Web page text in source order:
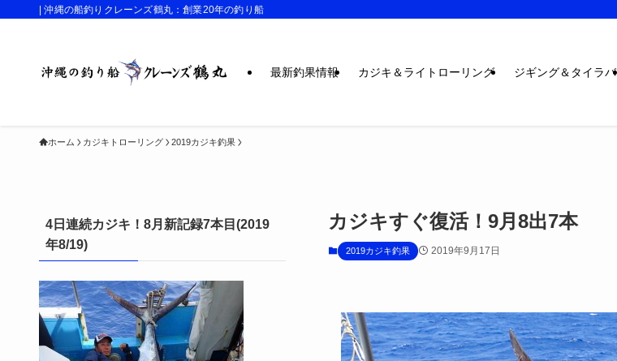
| 沖縄の船釣りクレーンズ鶴丸：創業20年の釣り船
最新釣果情報 カジキ＆ライトローリング ジギング＆タイラバ
ホーム カジキトローリング 2019カジキ釣果
カジキすぐ復活！9月8出7本
2019カジキ釣果 2019年9月17日
4日連続カジキ！8月新記録7本目(2019
年8/19)